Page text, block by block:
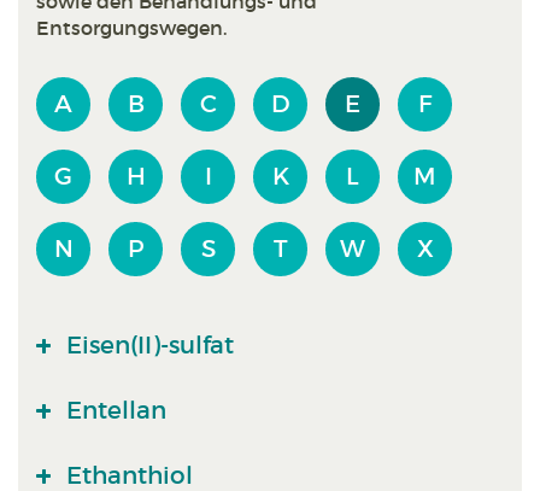
Entsorgungswegen.
A B C D E F
G H I K L M
N P S T W X
Eisen(II)-sulfat
Entellan
Ethanthiol